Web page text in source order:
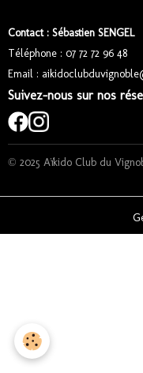
Contact : Sébastien SENGEL
Téléphone : 07 72 72 96 48
Email :
Suivez-nous sur nos
© 2025 Aïkido Club du